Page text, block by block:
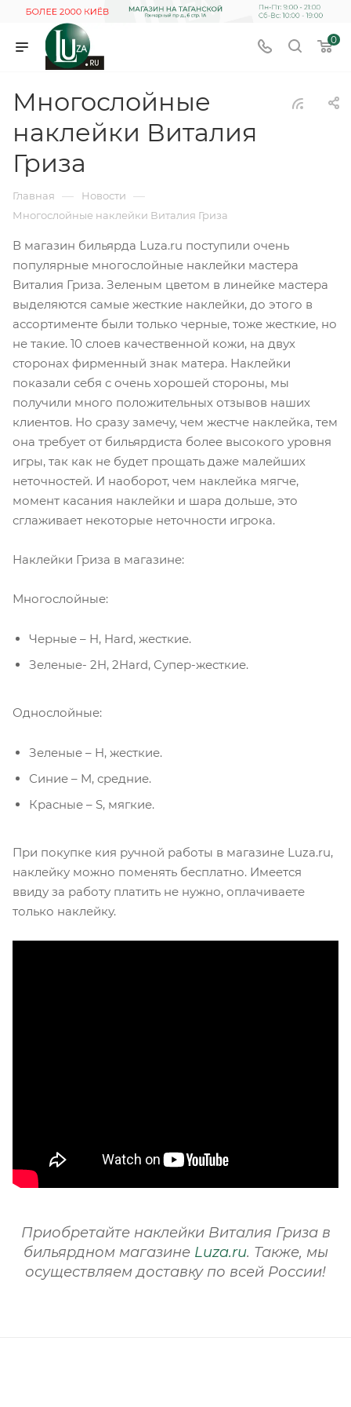
0
Многослойные
наклейки Виталия
Гриза
Главная — Новости —
Многослойные наклейки Виталия Гриза
В магазин бильярда Luza.ru поступили очень
популярные многослойные наклейки мастера
Виталия Гриза. Зеленым цветом в линейке мастера
выделяются самые жесткие наклейки, до этого в
ассортименте были только черные, тоже жесткие, но
не такие. 10 слоев качественной кожи, на двух
сторонах фирменный знак матера. Наклейки
показали себя с очень хорошей стороны, мы
получили много положительных отзывов наших
клиентов. Но сразу замечу, чем жестче наклейка, тем
она требует от бильярдиста более высокого уровня
игры, так как не будет прощать даже малейших
неточностей. И наоборот, чем наклейка мягче,
момент касания наклейки и шара дольше, это
сглаживает некоторые неточности игрока.
Наклейки Гриза в магазине:
Многослойные:
Черные – H, Hard, жесткие.
Зеленые- 2H, 2Hard, Супер-жесткие.
Однослойные:
Зеленые – H, жесткие.
Синие – M, средние.
Красные – S, мягкие.
При покупке кия ручной работы в магазине Luza.ru,
наклейку можно поменять бесплатно. Имеется
ввиду за работу платить не нужно, оплачиваете
только наклейку.
Приобретайте наклейки Виталия Гриза в
бильярдном магазине Luza.ru. Также, мы
осуществляем доставку по всей России!